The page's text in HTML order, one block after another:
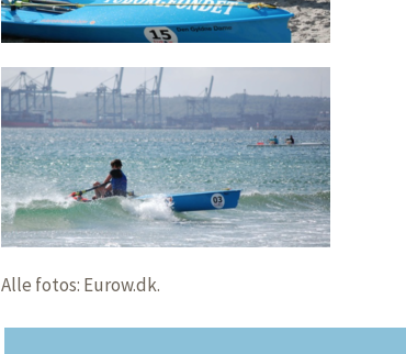
Alle fotos: Eurow.dk.